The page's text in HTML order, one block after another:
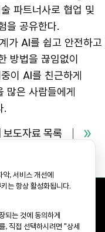
파트너사로 협업 및
을 공유한다.
가 AI를 쉽고 안전하고
방법을 끊임없이
이 AI를 친근하게
많은 사람들에게
.
보도자료 목록
(06143)
CA 95134
악, 서비스 개선에
는 항상 활성화됩니다.
되는 것에 동의하게
, 직접 선택하시려면 "상세